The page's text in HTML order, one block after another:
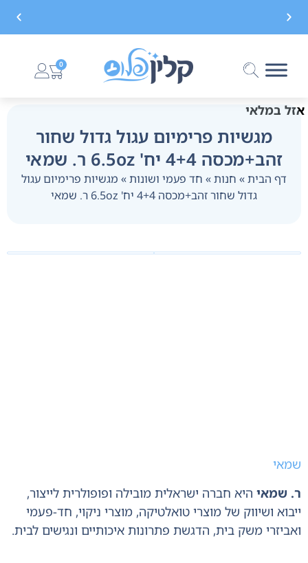
משלוח חינם בקנייה מעל 299 ₪, לא כולל בישום 0
אזל במלאי
מגשיות פרימיום עגול גדול שחור
זהב+מכסה 4+4 יח' 6.5oz ר. שמאי
דף הבית» חנות» חד פעמי ושונות» מגשיות פרימיום עגול
גדול שחור זהב+מכסה 4+4 יח' 6.5oz ר. שמאי
שמאי
ר. שמאי היא חברה ישראלית מובילה ופופולרית לייצור,
ייבוא ושיווק של מוצרי טואלטיקה, מוצרי ניקוי, חד-פעמי
ואביזרי משק בית, הדגשת פתרונות איכותיים ונגישים לבית.